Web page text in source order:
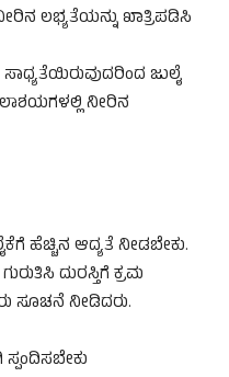
ಲಭ್ಯತೆಯನ್ನು ಖಾತ್ರಿಪಡಿಸಿ
ಜುಲೈ
ನೀರಿನ
ಹೆಚ್ಚಿನ ಆದ್ಯತೆ ನೀಡಬೇಕು.
ದುರಸ್ತಿಗೆ ಕ್ರಮ
ಸೂಚನೆ ನೀಡಿದರು.